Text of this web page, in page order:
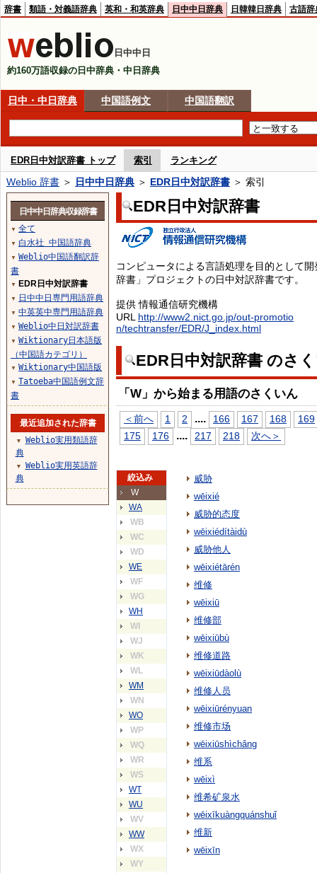
辞書 類語・対義語辞典 英和・和英辞典 日中中日辞典 日韓韓日辞典 古語辞
日中中日
約160万語収録の日中辞典・中日辞典
日中・中日辞典 中国語例文 中国語翻訳
EDR日中対訳辞書 トップ 索引 ランキング
Weblio 辞書 ＞ 日中中日辞典 ＞ EDR日中対訳辞書 ＞ 索引
EDR日中対訳辞書
コンピュータによる言語処理を目的として
辞書」プロジェクトの日中対訳辞書です。
提供 情報通信研究機構
URL http://www2.nict.go.jp/out-promotio
n/techtransfer/EDR/J_index.html
EDR日中対訳辞書 のさ
「W」から始まる用語のさくいん
＜前へ 1 2 .... 166 167 168
169
175
176 .... 217 218 次へ＞
絞込み
W
WA
WB
WC
WD
WE
WF
WG
WH
WI
WJ
WK
WL
WM
WN
WO
WP
WQ
WR
WS
WT
WU
WV
WW
WX
WY
威胁
wēixié
威胁的态度
wēixiédítàidù
威胁他人
wēixiétārén
维修
wēixiū
维修部
wēixiūbù
维修道路
wēixiūdàolù
维修人员
wēixiūrényuan
维修市场
wēixiūshìchǎng
维系
wēixì
维希矿泉水
wēixīkuàngquánshuǐ
维新
wēixīn
日中中日辞典収録辞書
▼ 全て
▼ 白水社 中国語辞典
▼ Weblio中国語翻訳辞
書
▼ EDR日中対訳辞書
▼ 日中中日専門用語辞典
▼ 中英英中専門用語辞典
▼ Weblio中日対訳辞書
▼ Wiktionary日本語版
（中国語カテゴリ）
▼ Wiktionary中国語版
▼ Tatoeba中国語例文辞
書
最近追加された辞書
▼
Weblio実用類語辞
典
▼
Weblio実用英語辞
典